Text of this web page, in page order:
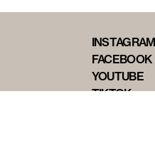
INSTAGRAM
FACEBOOK
YOUTUBE
TIKTOK